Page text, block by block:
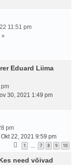
11:51 pm
»
Eduard Liima
30, 2021 1:49 pm
pm
Okt 22, 2021 9:59 pm
1 7 8 9 10
need võivad